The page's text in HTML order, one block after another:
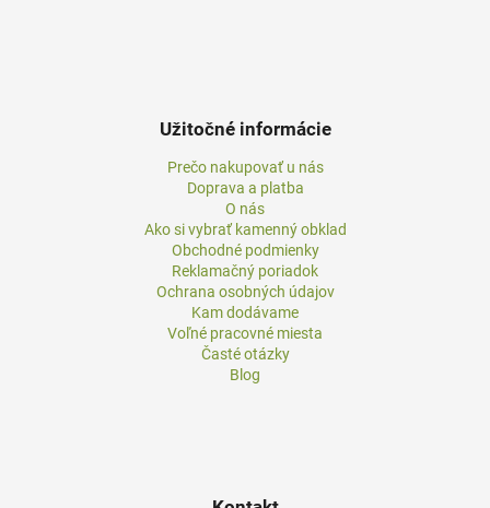
Užitočné informácie
Prečo nakupovať u nás
Doprava a platba
O nás
Ako si vybrať kamenný obklad
Obchodné podmienky
Reklamačný poriadok
Ochrana osobných údajov
Kam dodávame
Voľné pracovné miesta
Časté otázky
Blog